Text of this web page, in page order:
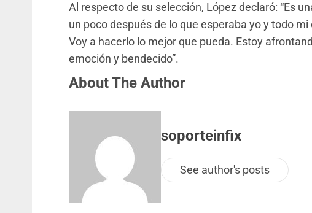
Al respecto de su selección, López declaró: “Es
un poco después de lo que esperaba yo y todo
Voy a hacerlo lo mejor que pueda. Estoy
emoción y bendecido”.
About The Author
soporteinfix
See author's posts